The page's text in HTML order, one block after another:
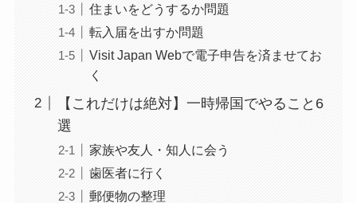
住まいをどうするか問題
転入届を出すか問題
Visit Japan Webで電子申告を済ませてお
く
【これだけは絶対】一時帰国でやること6
選
家族や友人・知人に会う
歯医者に行く
郵便物の整理